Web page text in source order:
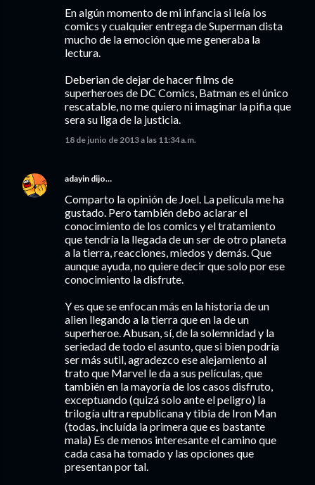
En algún momento de mi infancia si leía los
comics y cualquier entrega de Superman dista
mucho de la emoción que me generaba la
lectura.
Deberian de dejar de hacer films de
superheroes de DC Comics, Batman es el único
rescatable, no me quiero ni imaginar la pifia que
sera su liga de la justicia.
18 de junio de 2013 a las 11:34 a.m.
adayin dijo…
Comparto la opinión de Joel. La película me ha
gustado. Pero también debo aclarar el
conocimiento de los comics y el tratamiento
que tendría la llegada de un ser de otro planeta
a la tierra, reacciones, miedos y demás. Que
aunque ayuda, no quiere decir que solo por ese
conocimiento la disfrute.
Y es que se enfocan más en la historia de un
alien llegando a la tierra que en la de un
superheroe. Abusan, sí, de la solemnidad y la
seriedad de todo el asunto, que si bien podría
ser más sutil, agradezco ese alejamiento al
trato que Marvel le da a sus películas, que
también en la mayoría de los casos disfruto,
exceptuando (quizá solo ante el peligro) la
trilogía ultra republicana y tibia de Iron Man
(todas, incluída la primera que es bastante
mala) Es de menos interesante el camino que
cada casa ha tomado y las opciones que
presentan por tal.